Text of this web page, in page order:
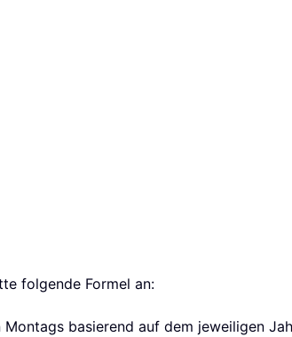
folgende Formel an:
basierend auf dem jeweiligen